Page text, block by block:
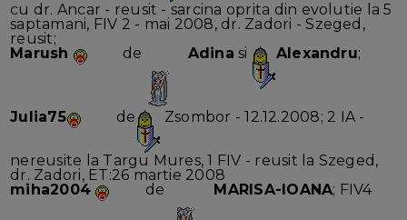
cu dr. Ancar - reusit - sarcina oprita din evolutie la 5
saptamani, FIV 2 - mai 2008, dr. Zadori - Szeged,
reusit;
Marush
de Adina si Alexandru;
Julia75 de Zsombor - 12.12.2008; 2 IA -
nereusite la Targu Mures, 1 FIV - reusit la Szeged,
dr. Zadori, ET:26 martie 2008
miha2004
de MARISA-IOANA; FIV4